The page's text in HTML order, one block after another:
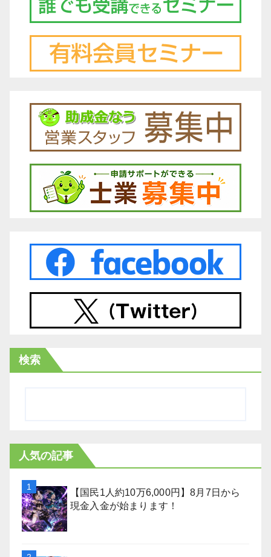
検索
人気の記事
【国民1人約10万6,000円】8月7日から
現金入金が始まります！